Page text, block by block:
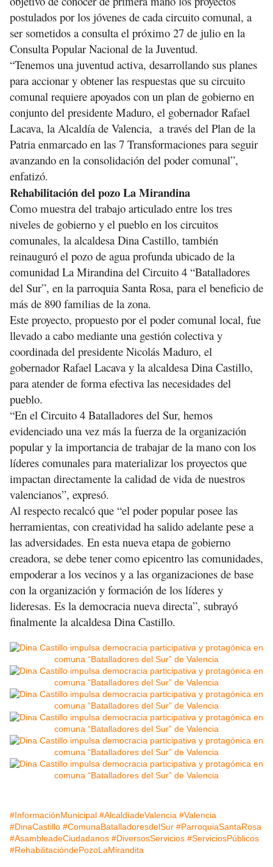
postulados por los jóvenes de cada circuito comunal, a
ser sometidos a consulta el próximo 27 de julio en la
Consulta Popular Nacional de la Juventud.
“Tenemos una juventud activa, desarrollando sus planes
para accionar y obtener las respuestas que su circuito
comunal requiere apoyados con un plan de gobierno en
conjunto del presidente Maduro, el gobernador Rafael
Lacava, la Alcaldía de Valencia, a través del Plan de la
Patria enmarcado en las 7 Transformaciones para seguir
avanzando en la consolidación del poder comunal”,
enfatizó.
Rehabilitación del pozo La Mirandina
Como muestra del trabajo articulado entre los tres
niveles de gobierno y el pueblo en los circuitos
comunales, la alcaldesa Dina Castillo, también
reinauguró el pozo de agua profunda ubicado de la
comunidad La Mirandina del Circuito 4 “Batalladores
del Sur”, en la parroquia Santa Rosa, para el beneficio de
más de 890 familias de la zona.
Este proyecto, propuesto por el poder comunal local, fue
llevado a cabo mediante una gestión colectiva y
coordinada del presidente Nicolás Maduro, el
gobernador Rafael Lacava y la alcaldesa Dina Castillo,
para atender de forma efectiva las necesidades del
pueblo.
“En el Circuito 4 Batalladores del Sur, hemos
evidenciado una vez más la fuerza de la organización
popular y la importancia de trabajar de la mano con los
líderes comunales para materializar los proyectos que
impactan directamente la calidad de vida de nuestros
valencianos”, expresó.
Al respecto recalcó que “el poder popular posee las
herramientas, con creatividad ha salido adelante pese a
las adversidades. En esta nueva etapa de gobierno
creadora, se debe tener como epicentro las comunidades,
empoderar a los vecinos y a las organizaciones de base
con la organización y formación de los líderes y
lideresas. Es la democracia nueva directa”, subrayó
finalmente la alcaldesa Dina Castillo.
#InformaciónMunicipal #AlcaldíadeValencia #Valencia
#DinaCastillo #ComunaBatalladoresdelSur #ParroquiaSantaRosa
#AsambleadeCiudadanos #DiversosServicios #ServiciosPúblicos
#RehabilitacióndePozoLaMirandita